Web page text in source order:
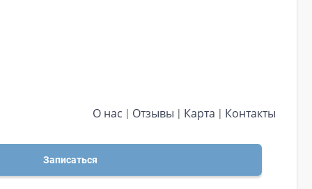
О нас Отзывы Карта Контакты
Записаться